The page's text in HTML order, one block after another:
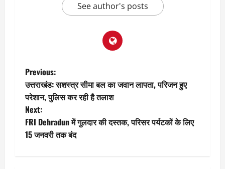
See author's posts
P
o
s
t
Previous:
उत्तराखंड: सशस्त्र सीमा बल का जवान लापता, परिजन हुए
परेशान, पुलिस कर रही है तलाश
Next:
FRI Dehradun में गुलदार की दस्‍तक, परिसर पर्यटकों के लिए
15 जनवरी तक बंद